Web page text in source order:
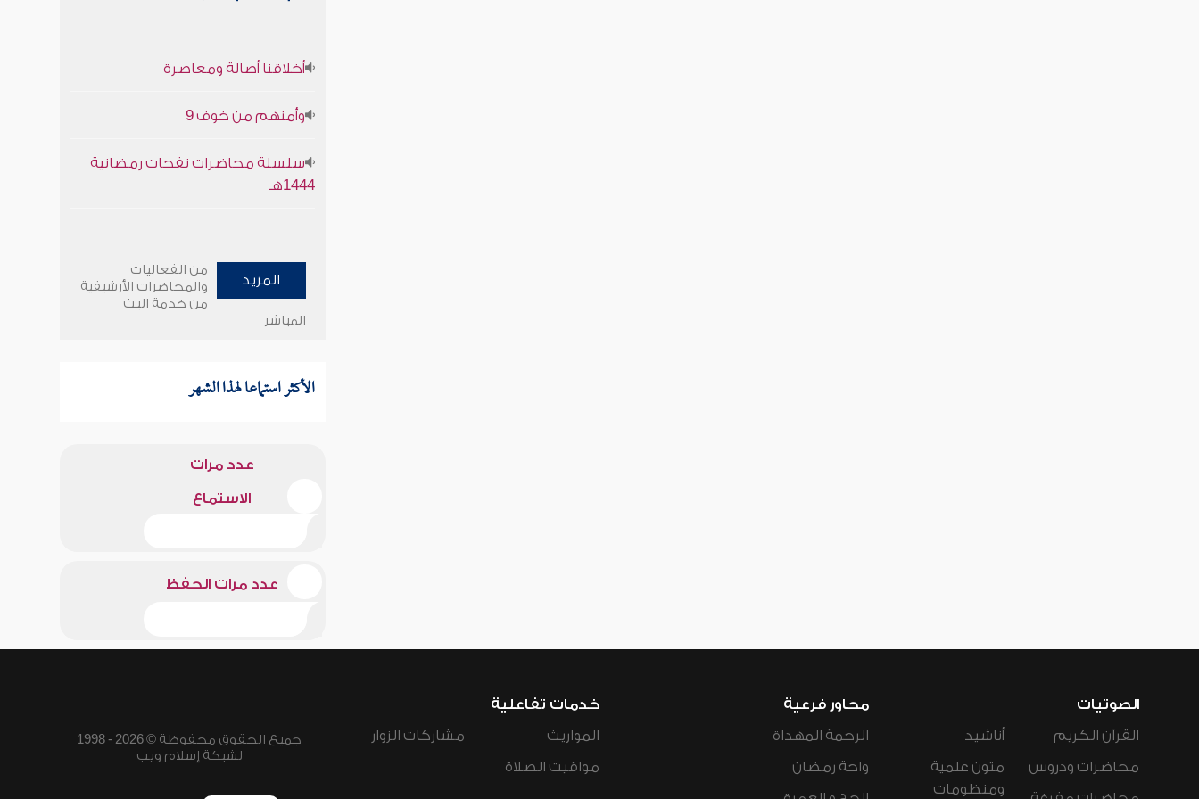
أخلاقنا أصالة ومعاصرة
وأمنهم من خوف 9
سلسلة محاضرات نفحات رمضانية
1444هـ
المزيد
من الفعاليات
والمحاضرات الأرشيفية
من خدمة البث
المباشر
الأكثر استماعا لهذا الشهر
عدد مرات
الاستماع
عدد مرات الحفظ
الصوتيات
القرآن الكريم
محاضرات ودروس
أناشيد
متون علمية
ومنظومات
محاور فرعية
الرحمة المهداة
واحة رمضان
خدمات تفاعلية
المواريث
مواقيت الصلاة
مشاركات الزوار
جميع الحقوق محفوظة © 2026 - 1998
لشبكة إسلام ويب